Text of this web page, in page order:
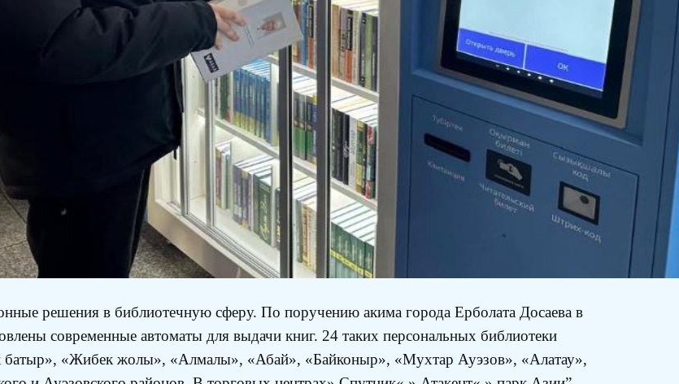
решения в библиотечную сферу. По поручению акима города Ерболата Досаева в
современные автоматы для выдачи книг. 24 таких персональных библиотеки
батыр», «Жибек жолы», «Алмалы», «Абай», «Байконыр», «Мухтар Ауэзов», «Алатау»,